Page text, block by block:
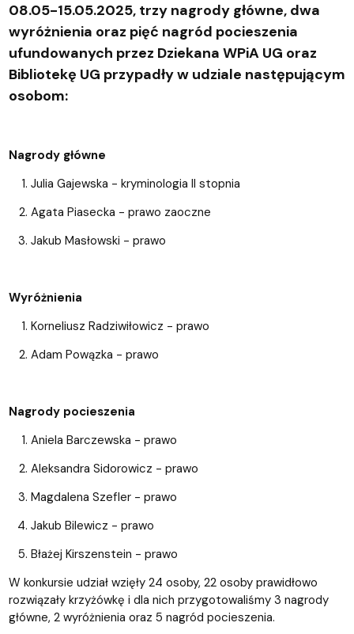
08.05-15.05.2025, trzy nagrody główne, dwa
wyróżnienia oraz pięć nagród pocieszenia
ufundowanych przez Dziekana WPiA UG oraz
Bibliotekę UG przypadły w udziale następującym
osobom:
Nagrody główne
Julia Gajewska - kryminologia II stopnia
Agata Piasecka - prawo zaoczne
Jakub Masłowski - prawo
Wyróżnienia
Korneliusz Radziwiłowicz - prawo
Adam Powązka - prawo
Nagrody pocieszenia
Aniela Barczewska - prawo
Aleksandra Sidorowicz - prawo
Magdalena Szefler - prawo
Jakub Bilewicz - prawo
Błażej Kirszenstein - prawo
W konkursie udział wzięły 24 osoby, 22 osoby prawidłowo
rozwiązały krzyżówkę i dla nich przygotowaliśmy 3 nagrody
główne, 2 wyróżnienia oraz 5 nagród pocieszenia.